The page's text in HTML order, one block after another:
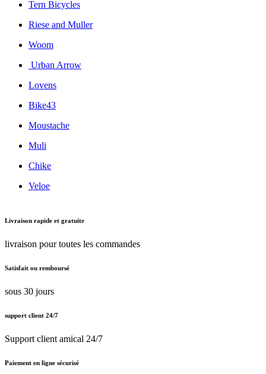
Tern Bicycles
Riese and Muller
Woom
Urban Arrow
Lovens
Bike43
Moustache
Muli
Chike
Veloe
Livraison rapide et gratuite
livraison pour toutes les commandes
Satisfait ou remboursé
sous 30 jours
support client 24/7
Support client amical 24/7
Paiement en ligne sécurisé